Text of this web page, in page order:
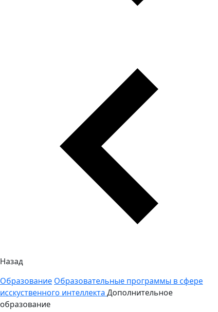
Назад
Образование Образовательные программы в сфере
исскуственного интеллекта Дополнительное
образование